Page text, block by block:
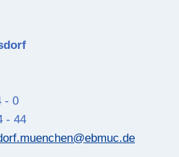
- 0
- 44